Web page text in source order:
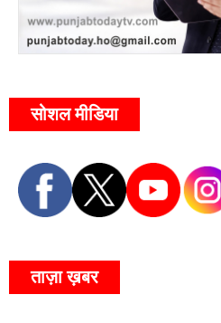
सोशल मीडिया
ताज़ा ख़बर